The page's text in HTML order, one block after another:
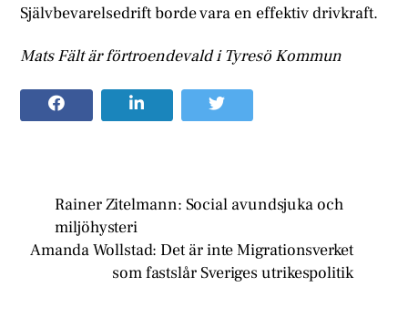
Självbevarelsedrift borde vara en effektiv drivkraft.
Mats Fält är förtroendevald i Tyresö Kommun
Rainer Zitelmann: Social avundsjuka och
miljöhysteri
Amanda Wollstad: Det är inte Migrationsverket
som fastslår Sveriges utrikespolitik